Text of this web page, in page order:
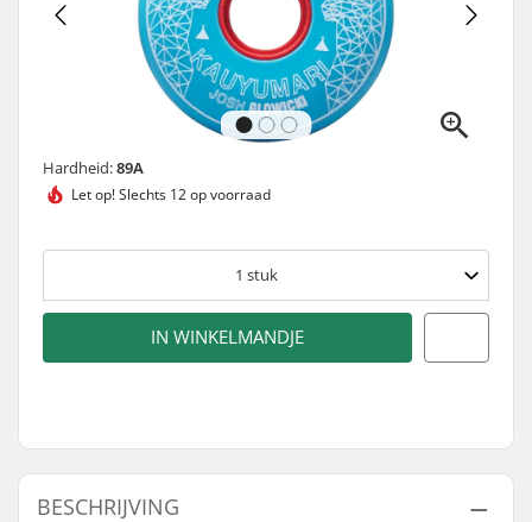
Hardheid:89A
Let op!Slechts 12 op voorraad
1 stuk
IN WINKELMANDJE
BESCHRIJVING